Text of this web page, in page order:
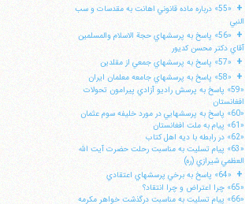
+
«55» درباره ماده قانوني اهانت به مقدسات و سب
النبي
+
«56» پاسخ به پرسشهاي حجة الاسلام والمسلمين
آقاي دكتر محسن كديور
+ «57» پاسخ به پرسشهاي جمعي از مقلدين
+ «58» پاسخ به پرسشهاي جامعه معلمان ايران
«59» پاسخ به پرسش راديو آزادي پيرامون تحولات
افغانستان
«60» پاسخ به پرسشهايي در مورد خليفه سوم عثمان
«61» پيام به ملت افغانستان
«62» در رابطه با ديه اهل كتاب
«63» پيام تسليت به مناسبت رحلت حضرت آيت الله
العظمي شيرازي (ره)
+ «64» پاسخ به برخي پرسشهاي اعتقادي
«65» چرا اعتراض و چرا انتقاد؟
«66» پيام تسليت به مناسبت درگذشت خواهر مكرمه